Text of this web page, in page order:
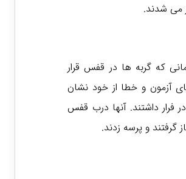
می شدند.
که گربه ها در قفس قرار
آزمون و خطا از خود نشان
فرار داشتند. آنها درب قفس
گرفتند و پرسه زدند.